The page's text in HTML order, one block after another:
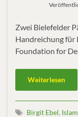
Zwei Bielefelder
Handreichung für
Foundation for
Weiterlesen
Birgit Ebel,